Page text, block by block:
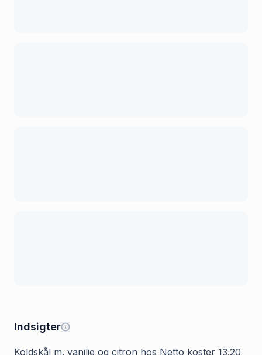
Indsigter
Koldskål m. vanilje og citron hos Netto koster 13.20